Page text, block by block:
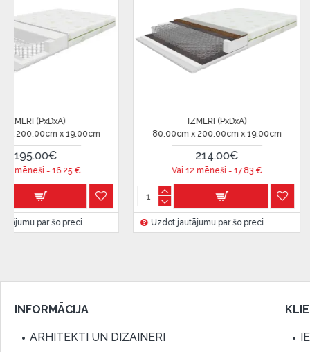
IZMĒRI (PxDxA)
x 200.00cm x 19.00cm
215.00€
mēneši =17.91€
par šo preci
IZMĒRI (PxDxA)
80.00cm x 200.00cm x 19.00cm
249.00€
Vai 12 mēneši = 20.75€
Uzdot jautājumu par šo preci
INFORMĀCIJA
ARHITEKTI UN DIZAINERI